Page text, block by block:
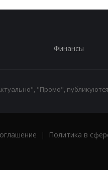
Финансы
"Промо",
|
Политика в